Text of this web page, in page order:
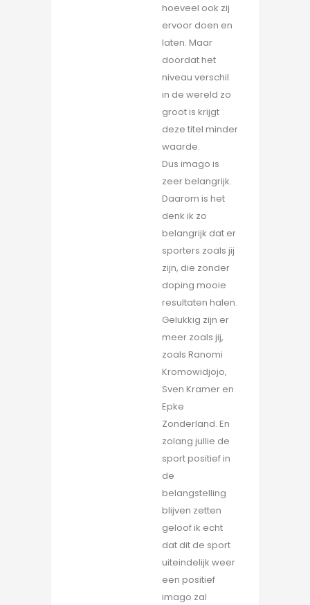
hoeveel ook zij
ervoor doen en
laten. Maar
doordat het
niveau verschil
in de wereld zo
groot is krijgt
deze titel minder
waarde.
Dus imago is
zeer belangrijk.
Daarom is het
denk ik zo
belangrijk dat er
sporters zoals jij
zijn, die zonder
doping mooie
resultaten halen.
Gelukkig zijn er
meer zoals jij,
zoals Ranomi
Kromowidjojo,
Sven Kramer en
Epke
Zonderland. En
zolang jullie de
sport positief in
de
belangstelling
blijven zetten
geloof ik echt
dat dit de sport
uiteindelijk weer
een positief
imago zal